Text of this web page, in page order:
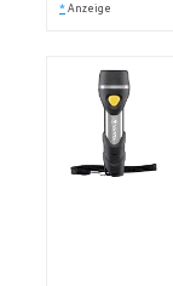
* Anzeige